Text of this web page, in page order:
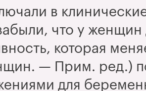
в
что у женщин
которая
— Прим. ред.)
для